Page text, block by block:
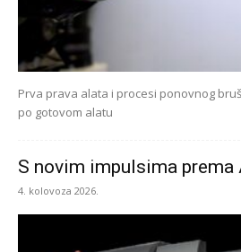
Prva prava alata i procesi ponovnog
po gotovom alatu
S novim impulsima prema
4. kolovoza 2026.